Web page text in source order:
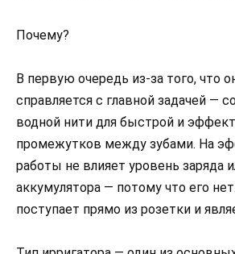
Почему?
В первую очередь из-за того, что
справляется с главной задачей —
водной нити для быстрой и
промежутков между зубами. На
работы не влияет уровень заряда
аккумулятора — потому что его
поступает прямо из розетки и